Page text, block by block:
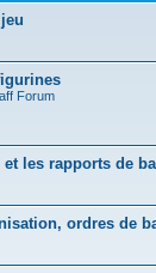
Forum
et les rapports de
ordres de